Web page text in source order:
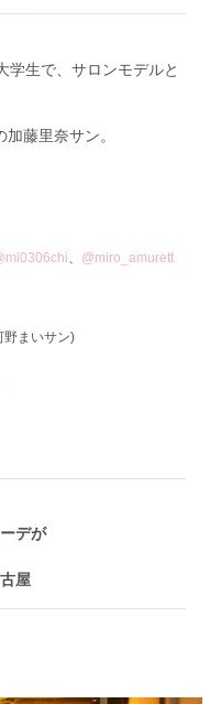
学生で、サロンモデルと
藤里奈サン。
、 @miro_amurett
野まいサン)
デが
屋